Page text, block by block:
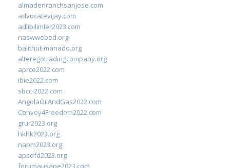
almadenranchsanjose.com
advocatevijay.com
adlibilimler2023.com
naswwebed.org
balithut-manado.org
alteregotradingcompany.org
aprce2022.com
ibie2022.com
sbcc-2022.com
AngolaOilAndGas2022.com
Convoy4Freedom2022.com
grur2023.org
hkhk2023.org
napm2023.org
apsdfd2023.org
forumausape2023.com